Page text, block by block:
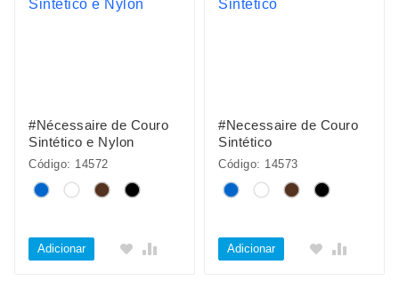
#Nécessaire de Couro
Sintético e Nylon
Código: 14572
Adicionar
#Necessaire de Couro
Sintético
Código: 14573
Adicionar